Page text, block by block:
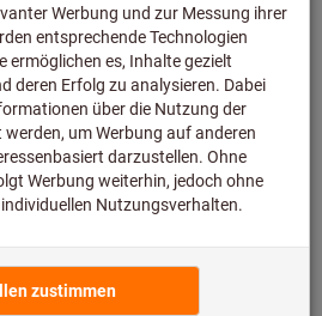
ab
274,00 €
zzgl. MwSt. zzgl. Versandkosten
Zu den Varianten
Gewinde, für
Wendeschneidplatten AP..